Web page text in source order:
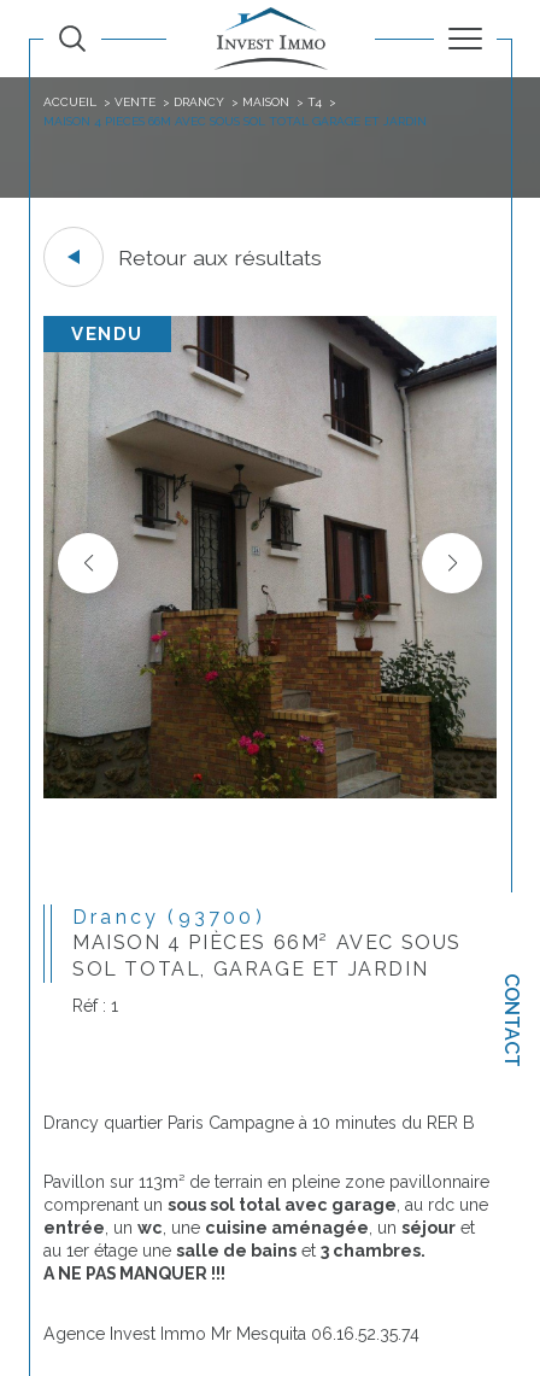
CONTACT
ACCUEIL VENTE DRANCY MAISON
T4
MAISON 4 PIECES 66M AVEC SOUS SOL TOTAL GARAGE ET JARDIN
Retour aux résultats
VENDU
Drancy (93700)
MAISON 4 PIÈCES 66M² AVEC SOUS
SOL TOTAL, GARAGE ET JARDIN
Réf : 1
Drancy quartier Paris Campagne à 10 minutes du RER B
Pavillon sur 113m² de terrain en pleine zone pavillonnaire
comprenant un sous sol total avec garage, au rdc une
entrée, un wc, une cuisine aménagée, un séjour et
au 1er étage une salle de bains et 3 chambres.
A NE PAS MANQUER !!!
Agence Invest Immo Mr Mesquita 06.16.52.35.74